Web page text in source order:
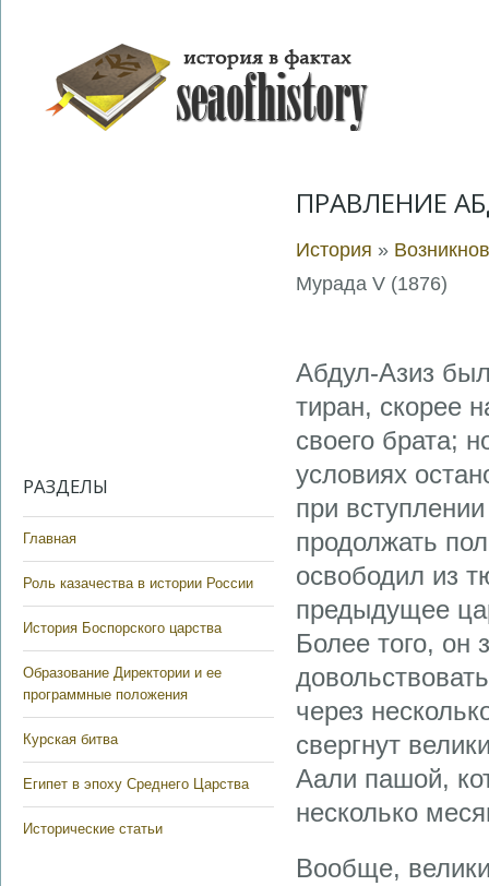
РАЗДЕЛЫ
Главная
Роль казачества в истории России
История Боспорского царства
Образование Директории и ее
программные положения
Курская битва
Египет в эпоху Среднего Царства
Исторические статьи
ПРАВЛЕНИЕ
История »
Мурада V (1876)
Абдул-Азиз
тиран, скорее
своего брата;
условиях
при
продолжать
освободил из
предыдущее
Более того, он
через
свергнут
Аали пашой,
несколько
Вообще,